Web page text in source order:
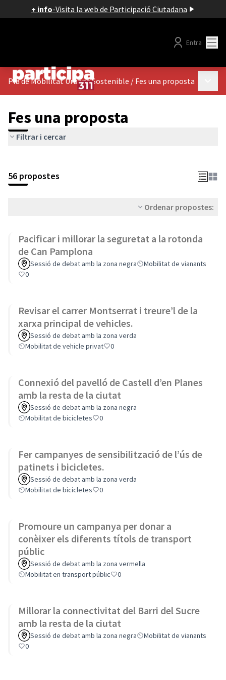
+ info-Visita la web de Participació Ciutadana
Entra
Pla de Mobilitat Urbana Sostenible / Fes una proposta
Fes una proposta
Filtrar i cercar
56 propostes
Ordenar propostes:
Pacificar i millorar la seguretat a la rotonda
de Can Pamplona
Sessió de debat amb la zona negra
Mobilitat de vianants
0
Revisar el carrer Montserrat i treure’l de la
xarxa principal de vehicles.
Sessió de debat amb la zona verda
Mobilitat de vehicle privat
0
Connexió del pavelló de Castell d’en Planes
amb la resta de la ciutat
Sessió de debat amb la zona negra
Mobilitat de bicicletes
0
Fer campanyes de sensibilització de l’ús de
patinets i bicicletes.
Sessió de debat amb la zona verda
Mobilitat de bicicletes
0
Promoure un campanya per donar a
conèixer els diferents títols de transport
públic
Sessió de debat amb la zona vermella
Mobilitat en transport públic
0
Millorar la connectivitat del Barri del Sucre
amb la resta de la ciutat
Sessió de debat amb la zona negra
Mobilitat de vianants
0